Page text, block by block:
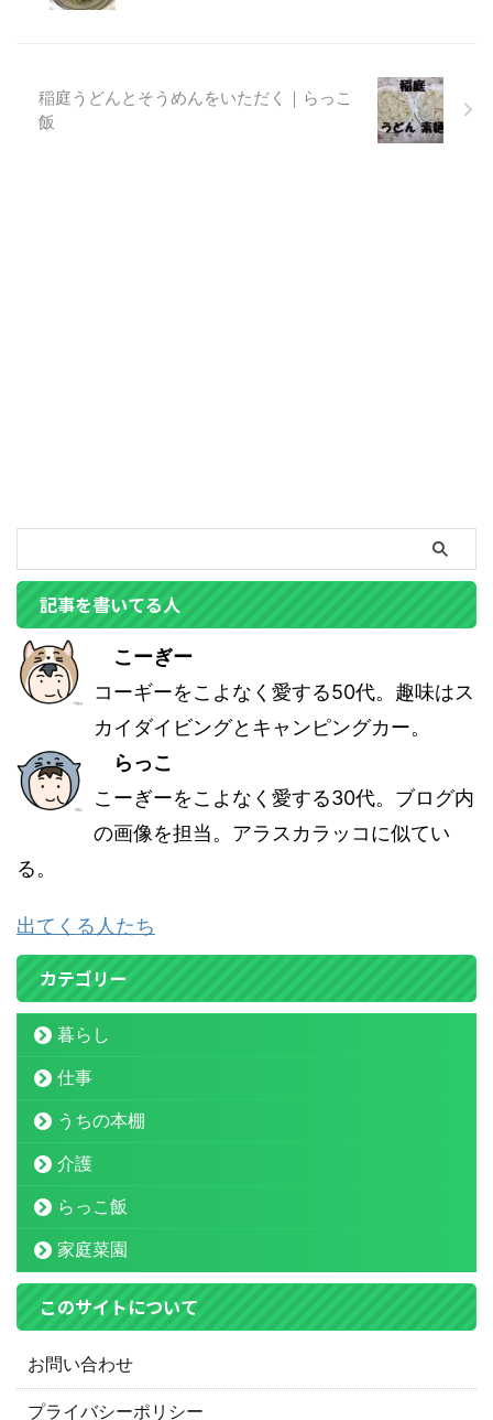
稲庭うどんとそうめんをいただく｜らっこ
飯
記事を書いてる人
こーぎー
コーギーをこよなく愛する50代。趣味はス
カイダイビングとキャンピングカー。
らっこ
こーぎーをこよなく愛する30代。ブログ内
の画像を担当。アラスカラッコに似てい
る。
出てくる人たち
カテゴリー
暮らし
仕事
うちの本棚
介護
らっこ飯
家庭菜園
このサイトについて
お問い合わせ
プライバシーポリシー